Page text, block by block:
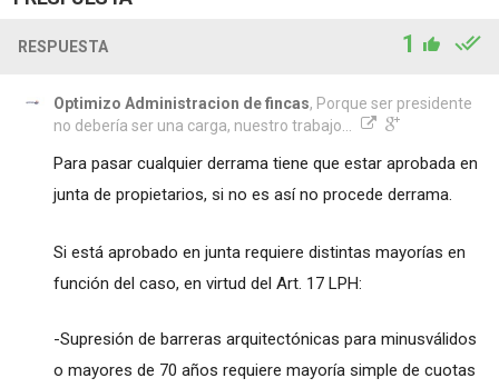
RESPUESTA 1
Optimizo Administracion de fincas, Porque ser presidente
no debería ser una carga, nuestro trabajo...
Para pasar cualquier derrama tiene que estar aprobada en
junta de propietarios, si no es así no procede derrama.
Si está aprobado en junta requiere distintas mayorías en
función del caso, en virtud del Art. 17 LPH:
-Supresión de barreras arquitectónicas para minusválidos
o mayores de 70 años requiere mayoría simple de cuotas